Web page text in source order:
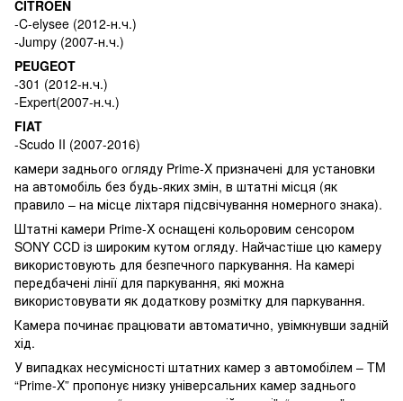
CITROEN
-C-elysee (2012-н.ч.)
-Jumpy (2007-н.ч.)
PEUGEOT
-301 (2012-н.ч.)
-Expert(2007-н.ч.)
FIAT
-Scudo II (2007-2016)
камери заднього огляду Prime-X призначені для установки
на автомобіль без будь-яких змін, в штатні місця (як
правило – на місце ліхтаря підсвічування номерного знака).
Штатні камери Prime-X оснащені кольоровим сенсором
SONY CCD із широким кутом огляду. Найчастіше цю камеру
використовують для безпечного паркування. На камері
передбачені лінії для паркування, які можна
використовувати як додаткову розмітку для паркування.
Камера починає працювати автоматично, увімкнувши задній
хід.
У випадках несумісності штатних камер з автомобілем – TM
“Prime-X” пропонує низку універсальних камер заднього